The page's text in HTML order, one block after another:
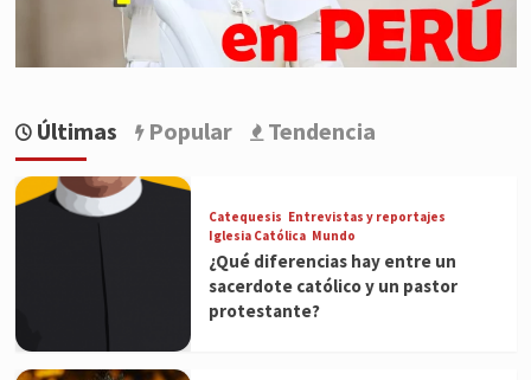
Últimas Popular Tendencia
Catequesis Entrevistas y reportajes
Iglesia Católica Mundo
¿Qué diferencias hay entre un
sacerdote católico y un pastor
protestante?